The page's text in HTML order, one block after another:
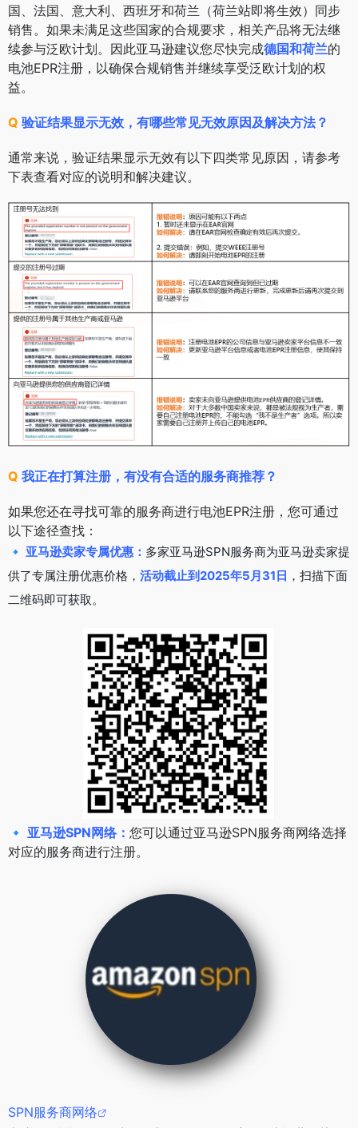
国、法国、意大利、西班牙和荷兰（荷兰站即将生效）同步
销售。如果未满足这些国家的合规要求，相关产品将无法继
续参与泛欧计划。因此亚马逊建议您尽快完成德国和荷兰的
电池EPR注册，以确保合规销售并继续享受泛欧计划的权
益。
Q 验证结果显示无效，有哪些常见无效原因及解决方法？
通常来说，验证结果显示无效有以下四类常见原因，请参考
下表查看对应的说明和解决建议。
Q 我正在打算注册，有没有合适的服务商推荐？
如果您还在寻找可靠的服务商进行电池EPR注册，您可通过
以下途径查找：
🔹 亚马逊卖家专属优惠： 多家亚马逊SPN服务商为亚马逊卖家提
供了专属注册优惠价格， 活动截止到2025年5月31日 ，扫描下面
二维码即可获取。
🔹 亚马逊SPN网络： 您可以通过亚马逊SPN服务商网络选择
对应的服务商进行注册。
SPN服务商网络